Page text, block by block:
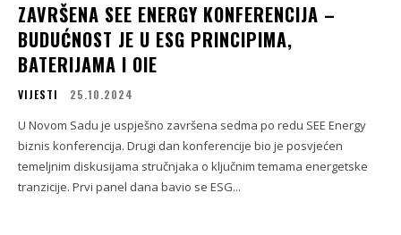
ZAVRŠENA SEE ENERGY KONFERENCIJA –
BUDUĆNOST JE U ESG PRINCIPIMA,
BATERIJAMA I OIE
VIJESTI 25.10.2024
U Novom Sadu je uspješno završena sedma po redu SEE Energy
biznis konferencija. Drugi dan konferencije bio je posvjećen
temeljnim diskusijama stručnjaka o ključnim temama energetske
tranzicije. Prvi panel dana bavio se ESG...